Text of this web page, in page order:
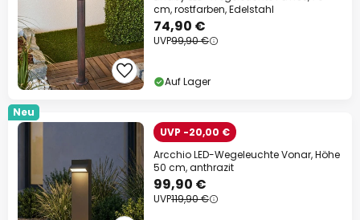
cm, rostfarben, Edelstahl
74,90 €
UVP99,90 €
Auf Lager
Neu
UVP -20,00 €
Arcchio LED-Wegeleuchte Vonar, Höhe
50 cm, anthrazit
99,90 €
UVP119,90 €